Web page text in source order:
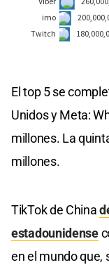
El top 5 se
Unidos y Meta:
millones. La
millones.
TikTok de China
estadounidense
en el mundo que,